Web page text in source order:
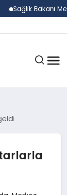
Sağlık Bakanı